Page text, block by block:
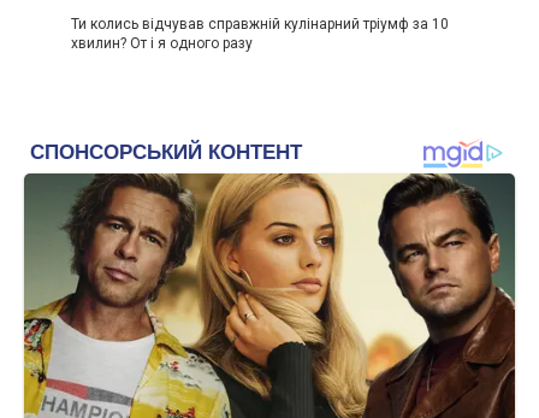
Ти колись відчував справжній кулінарний тріумф за 10
хвилин? От і я одного разу